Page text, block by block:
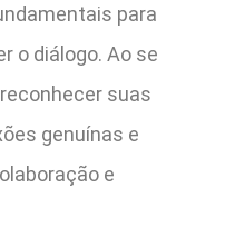
para
o diálogo. Ao se
suas
genuínas e
e